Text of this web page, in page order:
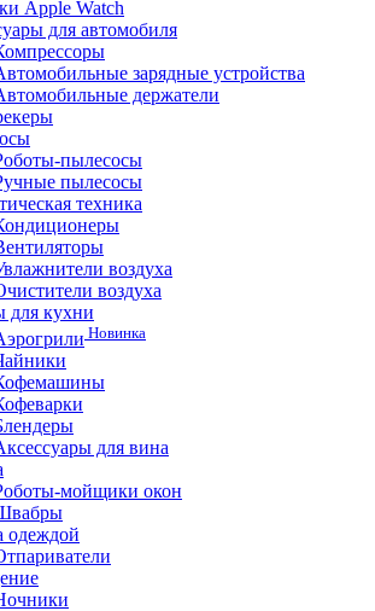
Apple Watch
для автомобиля
зарядные устройства
держатели
пылесосы
пылесосы
техника
воздуха
воздуха
для кухни
Новинка
для вина
мойщики окон
одеждой